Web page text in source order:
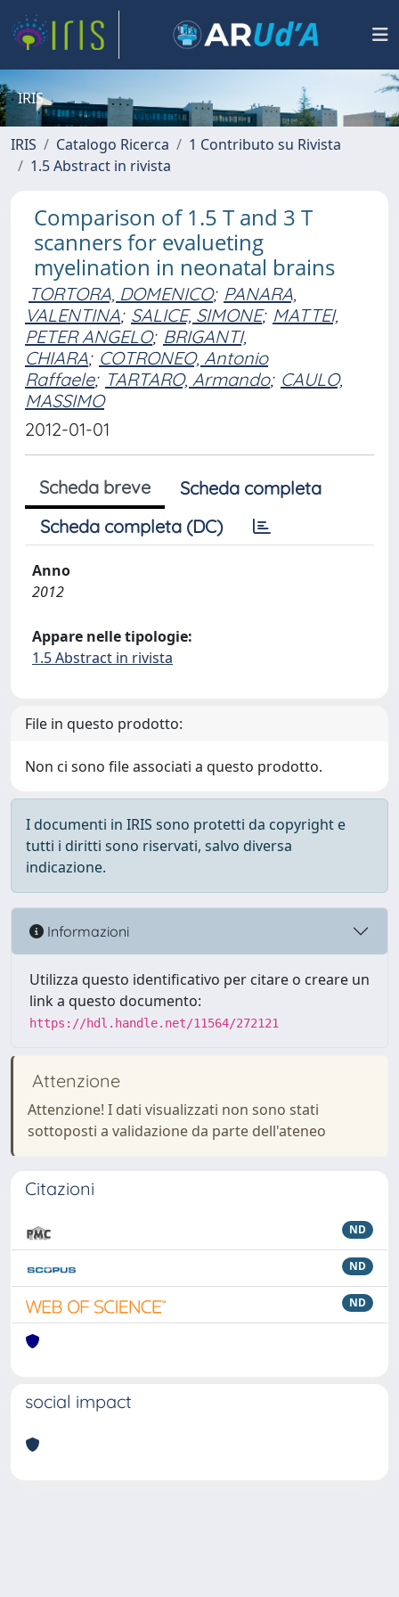
IRIS
IRIS Catalogo Ricerca
1 Contributo su Rivista
1.5 Abstract in rivista
Comparison of 1.5 T and 3 T
scanners for evalueting
myelination in neonatal brains
TORTORA, DOMENICO; PANARA,
VALENTINA; SALICE, SIMONE; MATTEI,
PETER ANGELO; BRIGANTI,
CHIARA; COTRONEO, Antonio
Raffaele; TARTARO, Armando; CAULO,
MASSIMO
2012-01-01
Scheda breve
Scheda completa
Scheda completa (DC)
Anno
2012
Appare nelle tipologie:
1.5 Abstract in rivista
File in questo prodotto:
Non ci sono file associati a questo prodotto.
I documenti in IRIS sono protetti da copyright e
tutti i diritti sono riservati, salvo diversa
indicazione.
Informazioni
Utilizza questo identificativo per citare o creare un
link a questo documento:
https://hdl.handle.net/11564/272121
Attenzione
Attenzione! I dati visualizzati non sono stati
sottoposti a validazione da parte dell'ateneo
Citazioni
ND
ND
ND
social impact